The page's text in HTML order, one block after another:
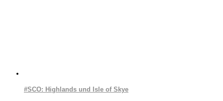
#SCO: Highlands und Isle of Skye